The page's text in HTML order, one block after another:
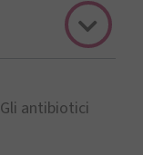
Gli antibiotici